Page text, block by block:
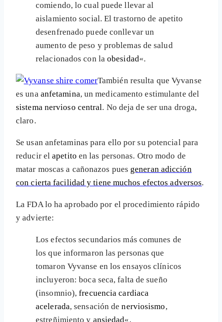
comiendo, lo cual puede llevar al
aislamiento social. El trastorno de apetito
desenfrenado puede conllevar un
aumento de peso y problemas de salud
relacionados con laobesidad«.
También resulta que Vyvanse
es una anfetamina, un medicamento estimulante del
sistema nervioso central. No deja de ser una droga,
claro.
Se usan anfetaminas para ello por su potencial para
reducir elapetito en las personas. Otro modo de
matar moscas a cañonazos pues generan adicción
con cierta facilidad y tiene muchos efectos adversos.
La FDA lo ha aprobado por el procedimiento rápido
y advierte:
Los efectos secundarios más comunes de
los que informaron las personas que
tomaron Vyvanse en los ensayos clínicos
incluyeron: boca seca, falta de sueño
(insomnio),frecuencia cardiaca
acelerada, sensación denerviosismo,
estreñimiento y ansiedad«.